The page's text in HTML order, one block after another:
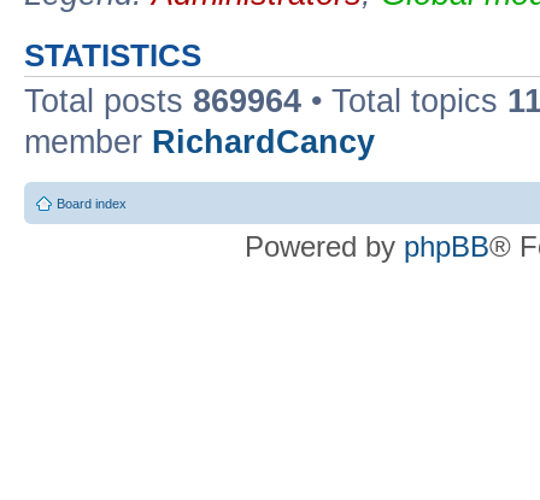
STATISTICS
Total posts 869964 • Total topics
member RichardCancy
Board index
Powered by phpBB®